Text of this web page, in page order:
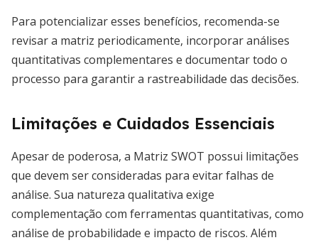
Para potencializar esses benefícios, recomenda-se
revisar a matriz periodicamente, incorporar análises
quantitativas complementares e documentar todo o
processo para garantir a rastreabilidade das decisões.
Limitações e Cuidados Essenciais
Apesar de poderosa, a Matriz SWOT possui limitações
que devem ser consideradas para evitar falhas de
análise. Sua natureza qualitativa exige
complementação com ferramentas quantitativas, como
análise de probabilidade e impacto de riscos. Além